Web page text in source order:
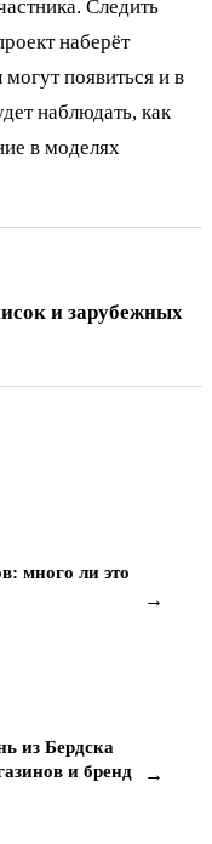
Следить
наберёт
появиться и в
наблюдать, как
в моделях
и зарубежных
много ли это
→
из Бердска
и бренд
→